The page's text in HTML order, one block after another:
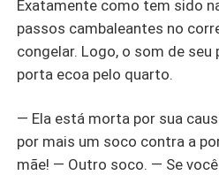
Exatamente como tem sido
passos cambaleantes no
congelar. Logo, o som de
porta ecoa pelo quarto.
— Ela está morta por sua
por mais um soco contra a
mãe! — Outro soco. — Se